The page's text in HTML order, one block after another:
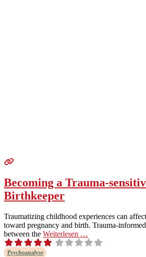
Becoming a Trauma-
Birthkeeper
Trau­ma­tiz­ing child­hood expe­ri­ences can
toward preg­nan­cy and birth. Trau­­ma-
between the Weit­er­lesen …
Psy­cho­analyse